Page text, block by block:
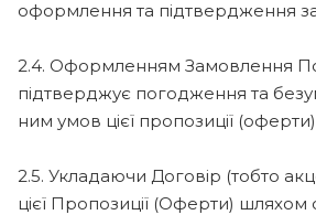
оформлення та підтвердження
2.4. Оформленням Замовлення
підтверджує погодження та
ним умов цієї пропозиції
2.5. Укладаючи Договір (тобто
цієї Пропозиції (Оферти)